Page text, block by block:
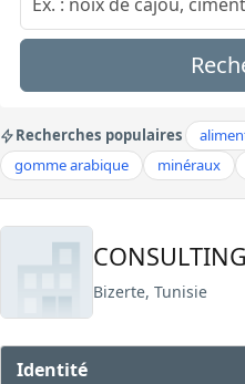
Recherches populaires
gomme arabique
minéraux
Bizerte, Tunisie
Identité